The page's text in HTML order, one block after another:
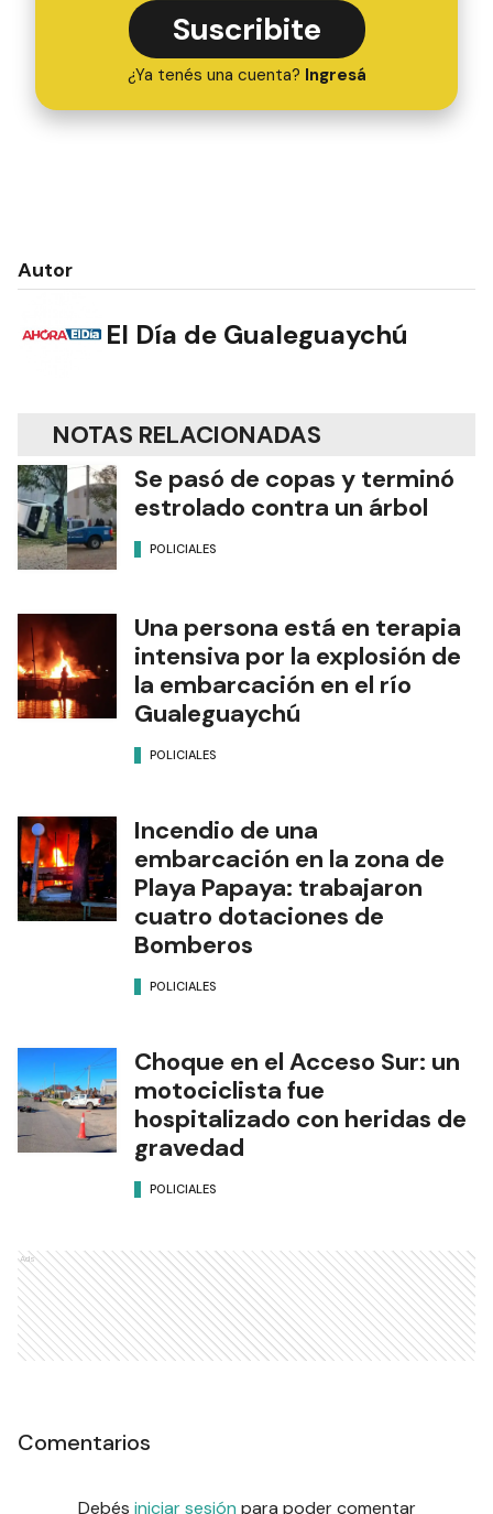
Suscribite
¿Ya tenés una cuenta? Ingresá
Autor
El Día de Gualeguaychú
NOTAS RELACIONADAS
Se pasó de copas y terminó
estrolado contra un árbol
POLICIALES
Una persona está en terapia
intensiva por la explosión de
la embarcación en el río
Gualeguaychú
POLICIALES
Incendio de una
embarcación en la zona de
Playa Papaya: trabajaron
cuatro dotaciones de
Bomberos
POLICIALES
Choque en el Acceso Sur: un
motociclista fue
hospitalizado con heridas de
gravedad
POLICIALES
Ads
Comentarios
Debés iniciar sesión para poder comentar